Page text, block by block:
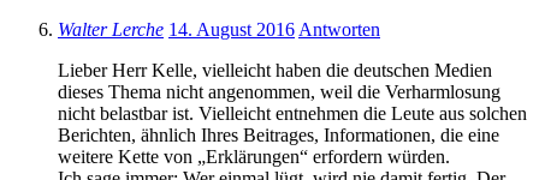
Walter Lerche 14. August 2016 Antworten
Lieber Herr Kelle, vielleicht haben die deutschen Medien
dieses Thema nicht angenommen, weil die Verharmlosung
nicht belastbar ist. Vielleicht entnehmen die Leute aus solchen
Berichten, ähnlich Ihres Beitrages, Informationen, die eine
weitere Kette von „Erklärungen“ erfordern würden.